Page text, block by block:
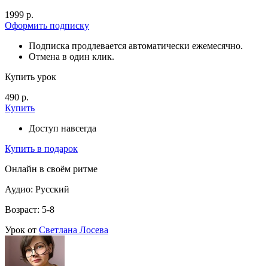
1999 р.
Оформить подписку
Подписка продлевается автоматически ежемесячно.
Отмена в один клик.
Купить урок
490 р.
Купить
Доступ навсегда
Купить в подарок
Онлайн в своём ритме
Аудио: Русский
Возраст: 5-8
Урок от Светлана Лосева